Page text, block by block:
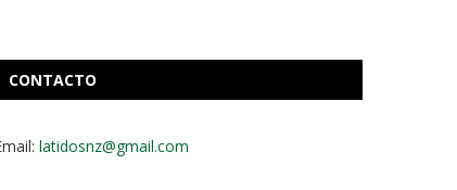
CONTACTO
latidosnz@gmail.com